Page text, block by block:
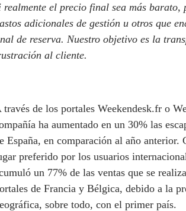
realmente el precio final sea más barato,
adicionales de gestión u otros que
de reserva. Nuestro objetivo es la
al cliente.
través de los portales Weekendesk.fr o
ha aumentado en un 30% las
España, en comparación al año anterior.
preferido por los usuarios
un 77% de las ventas que se
de Francia y Bélgica, debido a la
sobre todo, con el primer país.